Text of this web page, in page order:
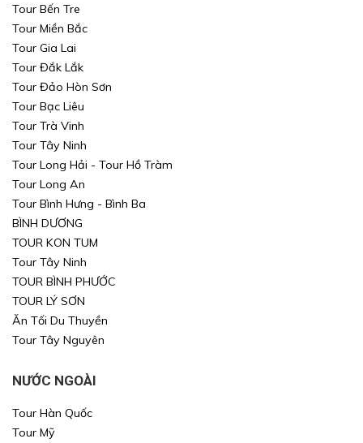
Tour Bến Tre
Tour Miền Bắc
Tour Gia Lai
Tour Đắk Lắk
Tour Đảo Hòn Sơn
Tour Bạc Liêu
Tour Trà Vinh
Tour Tây Ninh
Tour Long Hải - Tour Hồ Tràm
Tour Long An
Tour Bình Hưng - Bình Ba
BÌNH DƯƠNG
TOUR KON TUM
Tour Tây Ninh
TOUR BÌNH PHƯỚC
TOUR LÝ SƠN
Ăn Tối Du Thuyền
Tour Tây Nguyên
NƯỚC NGOÀI
Tour Hàn Quốc
Tour Mỹ